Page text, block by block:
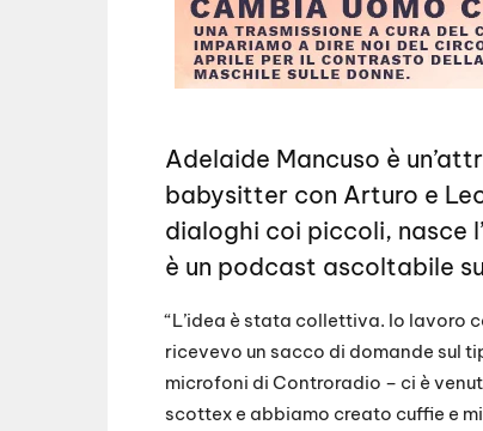
Adelaide Mancuso è
babysitter con Arturo e
dialoghi coi piccoli, nasce
è un podcast ascoltabile
“L’idea è stata collettiva. Io lavoro
ricevevo un sacco di domande sul
microfoni di Controradio – ci è
scottex e abbiamo creato cuffie e